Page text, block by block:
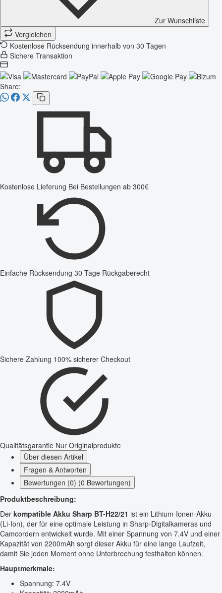
Zur Wunschliste
Vergleichen
Kostenlose Rücksendung innerhalb von 30 Tagen
Sichere Transaktion
Share:
Kostenlose Lieferung Bei Bestellungen ab 300€
Einfache Rücksendung 30 Tage Rückgaberecht
Sichere Zahlung 100% sicherer Checkout
Qualitätsgarantie Nur Originalprodukte
Über diesen Artikel
Fragen & Antworten
Bewertungen (0) (0 Bewertungen)
Produktbeschreibung:
Der kompatible Akku Sharp BT-H22/21 ist ein Lithium-Ionen-Akku
(Li-Ion), der für eine optimale Leistung in Sharp-Digitalkameras und
Camcordern entwickelt wurde. Mit einer Spannung von 7.4V und einer
Kapazität von 2200mAh sorgt dieser Akku für eine lange Laufzeit,
damit Sie jeden Moment ohne Unterbrechung festhalten können.
Hauptmerkmale:
Spannung: 7.4V